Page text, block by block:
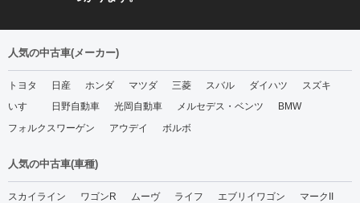
人気の中古車(メーカー)
トヨタ 日産 ホンダ マツダ 三菱 スバル ダイハツ
スズキ
いすゞ
日野自動車 光岡自動車 メルセデス・ベンツ
BMW
フォルクスワーゲン
アウデイ ボルボ
人気の中古車(車種)
スカイライン ワゴンR ムーヴ ライフ エブリイワゴン
マークII